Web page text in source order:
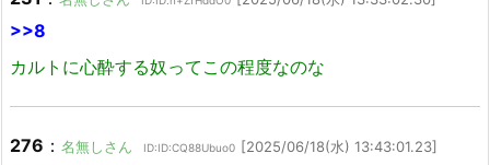
>>8
カルトに心酔する奴ってこの程度なのな
276 ： 名無しさん ID:ID:CQ88Ubuo0 [2025/06/18(水) 13:43:01.23]